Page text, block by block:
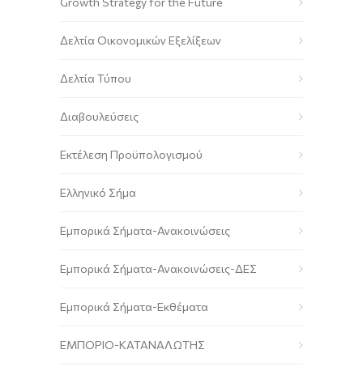
Δελτία Οικονομικών Εξελίξεων
Δελτία Τύπου
Διαβουλεύσεις
Εκτέλεση Προϋπολογισμού
Ελληνικό Σήμα
Εμπορικά Σήματα-Ανακοινώσεις
Εμπορικά Σήματα-Ανακοινώσεις-ΔΕΣ
Εμπορικά Σήματα-Εκθέματα
ΕΜΠΟΡΙΟ-ΚΑΤΑΝΑΛΩΤΗΣ